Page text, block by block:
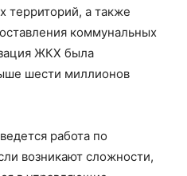
территорий, а также
коммунальных
ЖКХ была
шести миллионов
работа по
возникают сложности,